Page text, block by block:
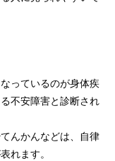
っているのが身体疾
不安障害と診断され
んかんなどは、自律
れます。